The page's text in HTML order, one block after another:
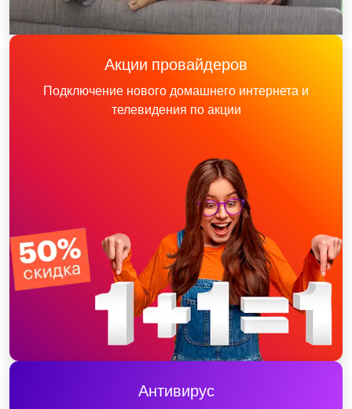
Акции провайдеров
Подключение нового домашнего интернета и
телевидения по акции
Антивирус